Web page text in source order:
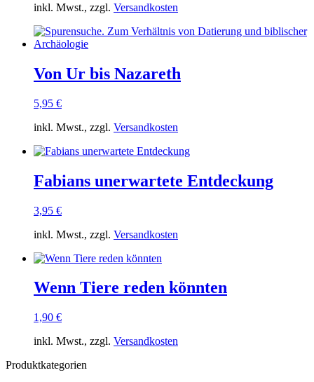
inkl. Mwst., zzgl. Versandkosten
Von Ur bis Nazareth
5,95 €
inkl. Mwst., zzgl. Versandkosten
Fabians unerwartete Entdeckung
3,95 €
inkl. Mwst., zzgl. Versandkosten
Wenn Tiere reden könnten
1,90 €
inkl. Mwst., zzgl. Versandkosten
Produktkategorien